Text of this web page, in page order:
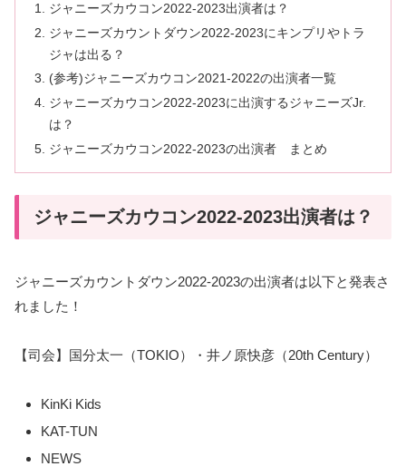
ジャニーズカウコン2022-2023出演者は？
ジャニーズカウントダウン2022-2023にキンプリやトラ
ジャは出る？
(参考)ジャニーズカウコン2021-2022の出演者一覧
ジャニーズカウコン2022-2023に出演するジャニーズJr.
は？
ジャニーズカウコン2022-2023の出演者 まとめ
ジャニーズカウコン2022-2023出演者は？
ジャニーズカウントダウン2022‐2023の出演者は以下と発表さ
れました！
【司会】国分太一（TOKIO）・井ノ原快彦（20th Century）
KinKi Kids
KAT-TUN
NEWS